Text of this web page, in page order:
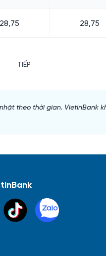
28,75 28,75
TIẾP
theo thời gian. VietinBank